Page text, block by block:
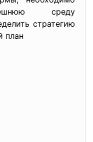
среду
стратегию
план